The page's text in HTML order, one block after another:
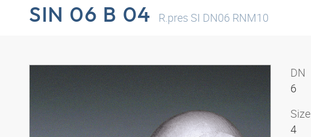
SIN 06 B 04 R.pres SI DN06 RNM10
DN
6
Size
4